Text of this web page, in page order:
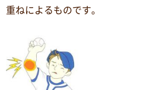
重ねによるものです。